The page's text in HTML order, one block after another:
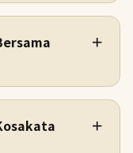
＋
＋